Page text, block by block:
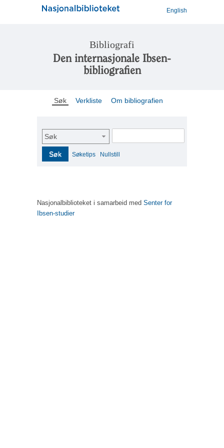
English
Bibliografi
Den internasjonale Ibsen-
bibliografien
Søk Verkliste Om bibliografien
Søk
Søk Søketips Nullstill
Nasjonalbiblioteket i samarbeid med Senter for
Ibsen-studier